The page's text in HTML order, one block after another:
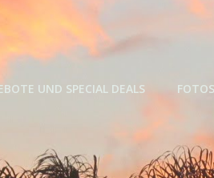
UND SPECIAL DEALS FOTOS